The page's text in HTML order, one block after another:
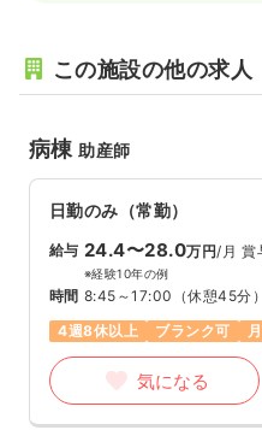
この施設の他の求人
病棟 助産師
日勤のみ（常勤）
給与 24.4〜28.0万円/月 賞
※経験10年の例
時間 8:45～17:00 （休憩45分）
4週8休以上
ブランク可
気になる